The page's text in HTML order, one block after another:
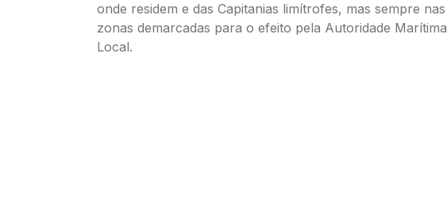
onde residem e das Capitanias limítrofes, mas sempre nas
zonas demarcadas para o efeito pela Autoridade Marítima
Local.